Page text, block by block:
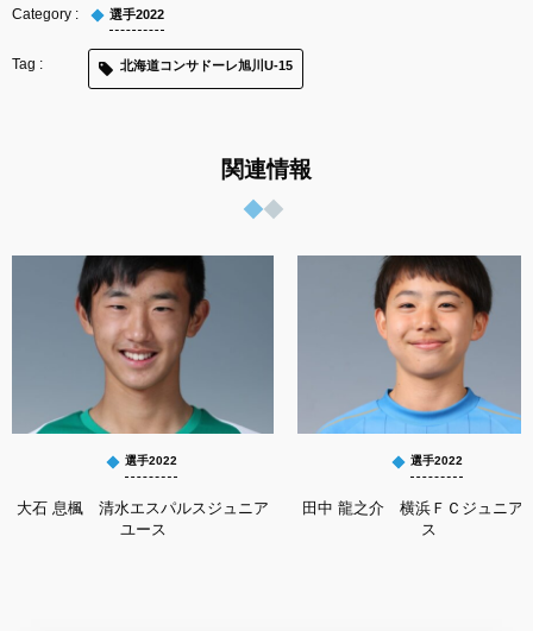
選手2022
北海道コンサドーレ旭川U-15
関連情報
選手2022
大石 息楓 清水エスパルスジュニア
ユース
選手2022
田中 龍之介 横浜ＦＣジュニア
ス